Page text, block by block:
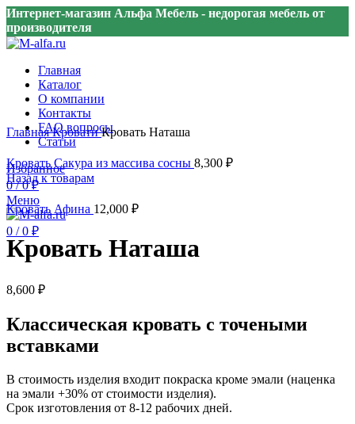
Интернет-магазин Альфа Мебель - недорогая мебель от
производителя
Главная
Каталог
О компании
Контакты
FAQ вопросы
Статьи
Избранное
0/ 0₽
Меню
0 / 0 ₽
Нажмите, чтобы увеличить
ГлавнаяКроватиКровать Наташа
Кровать Сакура из массива сосны 8,300 ₽
Назад к товарам
Кровать Афина 12,000 ₽
Кровать Наташа
8,600 ₽
Классическая кровать с точеными
вставками
В стоимость изделия входит покраска кроме эмали (наценка
на эмали +30% от стоимости изделия).
Срок изготовления от 8-12 рабочих дней.